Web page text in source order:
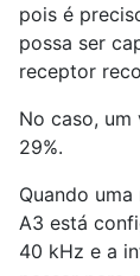
pois é
possa ser
receptor
No caso,
29%.
Quando
A3 está
40 kHz e a